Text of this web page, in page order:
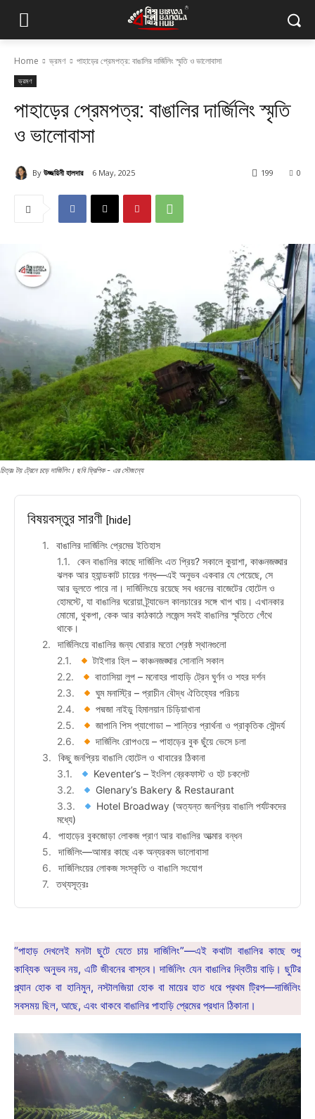
Home ভ্রমণ পাহাড়ের প্রেমপত্র: বাঙালির দার্জিলিং স্মৃতি ও ভালোবাসা
ভ্রমণ
পাহাড়ের প্রেমপত্র: বাঙালির দার্জিলিং স্মৃতি
ও ভালোবাসা
By উজ্জয়িনী হালদার 6 May, 2025 0
199
চিত্রঃ টয় ট্রেনে চড়ে দার্জিলিং। ছবি ফ্রিপিক - এর সৌজন্যে
বিষয়বস্তুর সারণী [hide]
বাঙালির দার্জিলিং প্রেমের ইতিহাস
কেন বাঙালির কাছে দার্জিলিং এত প্রিয়? সকালে কুয়াশা, কাঞ্চনজঙ্ঘার
ঝলক আর হ্যান্ডকাট চায়ের গন্ধ—এই অনুভব একবার যে পেয়েছে, সে
আর ভুলতে পারে না। দার্জিলিংয়ে রয়েছে সব ধরনের বাজেটের হোটেল ও
হোমস্টে, যা বাঙালির ঘরোয়া ট্র্যাভেল কালচারের সঙ্গে খাপ খায়। এখানকার
মোমো, থুকপা, কেক আর কাঠকাঠে লজেন্স সবই বাঙালির স্মৃতিতে গেঁথে
থাকে।
দার্জিলিংয়ে বাঙালির জন্য ঘোরার মতো শ্রেষ্ঠ স্থানগুলো
টাইগার হিল – কাঞ্চনজঙ্ঘার সোনালি সকাল
বাতাসিয়া লুপ – মনোহর পাহাড়ি ট্রেন ঘুর্ণন ও শহর দর্শন
ঘুম মনাস্ট্রি – প্রাচীন বৌদ্ধ ঐতিহ্যের পরিচয়
পদ্মজা নাইডু হিমালয়ান চিড়িয়াখানা
জাপানি পিস প্যাগোডা – শান্তির প্রার্থনা ও প্রাকৃতিক সৌন্দর্য
দার্জিলিং রোপওয়ে – পাহাড়ের বুক ছুঁয়ে ভেসে চলা
কিছু জনপ্রিয় বাঙালি হোটেল ও খাবারের ঠিকানা
Keventer’s – ইংলিশ ব্রেকফাস্ট ও হট চকলেট
Glenary’s Bakery & Restaurant
Hotel Broadway (অত্যন্ত জনপ্রিয় বাঙালি পর্যটকদের
মধ্যে)
পাহাড়ের বুকজোড়া লোকজ প্রাণ আর বাঙালির আত্মার বন্ধন
দার্জিলিং—আমার কাছে এক অন্যরকম ভালোবাসা
দার্জিলিংয়ের লোকজ সংস্কৃতি ও বাঙালি সংযোগ
তথ্যসূত্রঃ
“পাহাড় দেখলেই মনটা ছুটে যেতে চায় দার্জিলিং”—এই কথাটা বাঙালির কাছে শুধু
কাব্যিক অনুভব নয়, এটি জীবনের বাস্তব। দার্জিলিং যেন বাঙালির দ্বিতীয় বাড়ি। ছুটির
প্ল্যান হোক বা হানিমুন, নস্টালজিয়া হোক বা মায়ের হাত ধরে প্রথম ট্রিপ—দার্জিলিং
সবসময় ছিল, আছে, এবং থাকবে বাঙালির পাহাড়ি প্রেমের প্রধান ঠিকানা।